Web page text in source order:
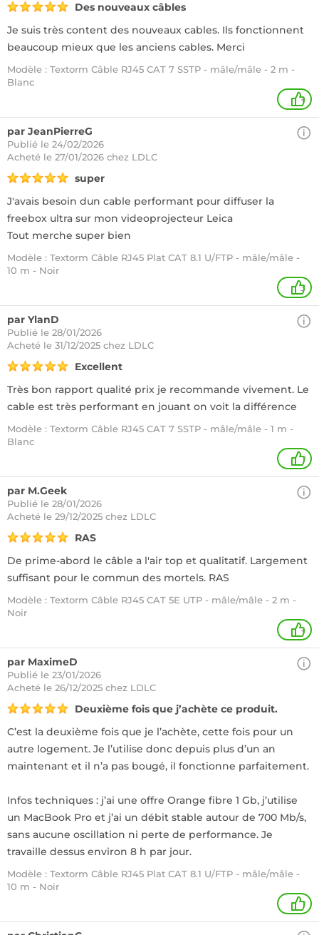
Des nouveaux câbles
Je suis très content des nouveaux cables. Ils fonctionnent
beaucoup mieux que les anciens cables. Merci
Modèle : Textorm Câble RJ45 CAT 7 SSTP - mâle/mâle - 2 m -
Blanc
+
par JeanPierreG
Publié le 24/02/2026
Acheté le 27/01/2026 chez LDLC
super
J'avais besoin dun cable performant pour diffuser la
freebox ultra sur mon videoprojecteur Leica
Tout merche super bien
Modèle : Textorm Câble RJ45 Plat CAT 8.1 U/FTP - mâle/mâle -
10 m - Noir
3
par YlanD
Publié le 28/01/2026
Acheté le 31/12/2025 chez LDLC
Excellent
Très bon rapport qualité prix je recommande vivement. Le
cable est très performant en jouant on voit la différence
Modèle : Textorm Câble RJ45 CAT 7 SSTP - mâle/mâle - 1 m -
Blanc
1
par M.Geek
Publié le 28/01/2026
Acheté le 29/12/2025 chez LDLC
RAS
De prime-abord le câble a l'air top et qualitatif. Largement
suffisant pour le commun des mortels. RAS
Modèle : Textorm Câble RJ45 CAT 5E UTP - mâle/mâle - 2 m -
Noir
+
par MaximeD
Publié le 23/01/2026
Acheté le 26/12/2025 chez LDLC
Deuxième fois que j’achète ce produit.
C’est la deuxième fois que je l’achète, cette fois pour un
autre logement. Je l’utilise donc depuis plus d’un an
maintenant et il n’a pas bougé, il fonctionne parfaitement.
Infos techniques : j’ai une offre Orange fibre 1 Gb, j’utilise
un MacBook Pro et j’ai un débit stable autour de 700 Mb/s,
sans aucune oscillation ni perte de performance. Je
travaille dessus environ 8 h par jour.
Modèle : Textorm Câble RJ45 Plat CAT 8.1 U/FTP - mâle/mâle -
10 m - Noir
1